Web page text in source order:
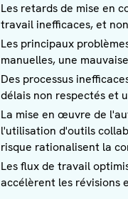
Les retards de mise en
travail inefficaces, et
Les principaux
manuelles, une
Des processus
délais non respectés et
La mise en œuvre de
l'utilisation d'outils
risque rationalisent la
Les flux de travail
accélèrent les révisions